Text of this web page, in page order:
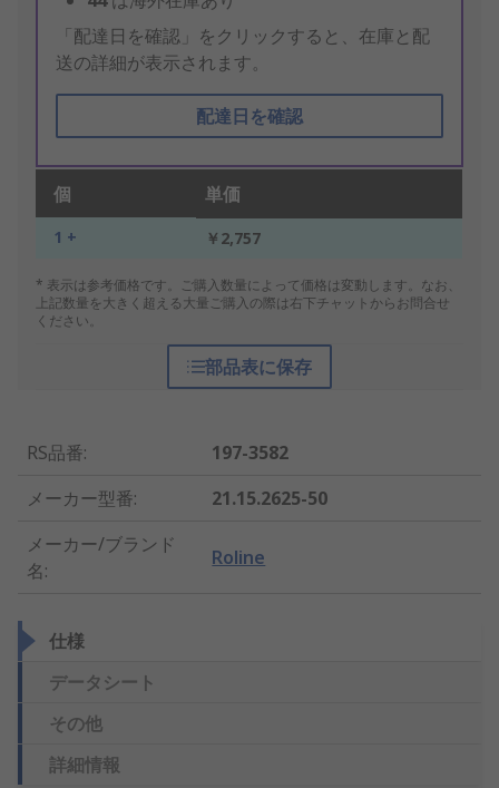
「配達日を確認」をクリックすると、在庫と配
送の詳細が表示されます。
配達日を確認
個 単価
1 + ￥2,757
* 表示は参考価格です。ご購入数量によって価格は変動します。なお、
上記数量を大きく超える大量ご購入の際は右下チャットからお問合せ
ください。
部品表に保存
RS品番:
197-3582
メーカー型番:
21.15.2625-50
メーカー/ブランド
名:
Roline
仕様
データシート
その他
詳細情報